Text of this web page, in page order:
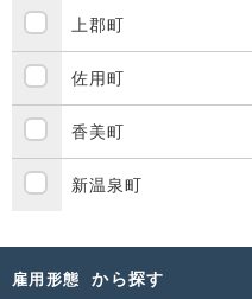
上郡町
佐用町
香美町
新温泉町
雇用形態 から探す